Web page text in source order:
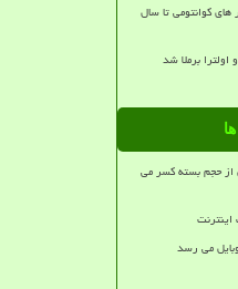
کوانتومی تا سال
از حجم بسته کسر می
می رسد